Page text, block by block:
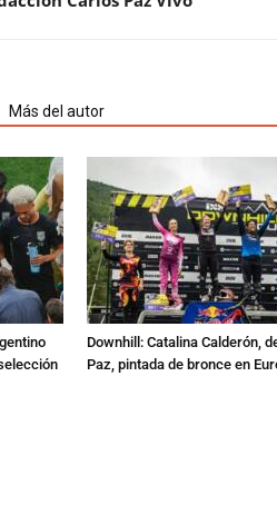
Más del autor
Downhill: Catalina Calderón,
Paz, pintada de bronce en